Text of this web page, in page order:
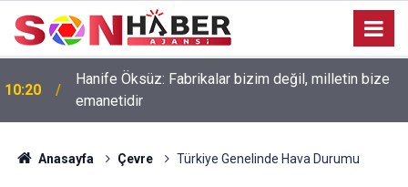
10:20
Hanife Öksüz: Fabrikalar bizim değil, milletin bize
emanetidir
Anasayfa Çevre Türkiye Genelinde Hava Durumu